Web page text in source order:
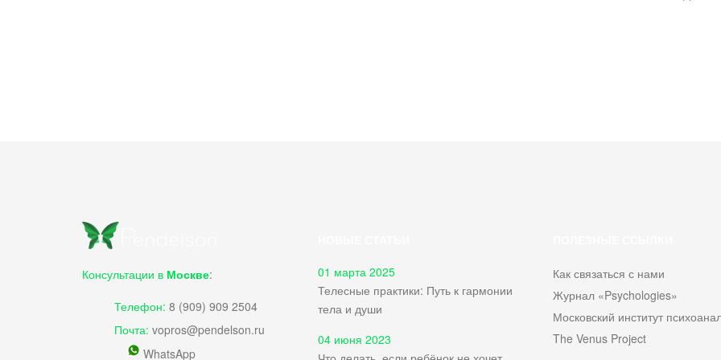
Консультации в Москве:
Телефон: 8 (909) 909 2504
Почта: vopros@pendelson.ru
WhatsApp
01 марта 2025
Телесные практики: Путь к гармонии
тела и души
04 июня 2023
Как связаться с нами
Журнал «Psychologies»
Московский институт
The Venus Project